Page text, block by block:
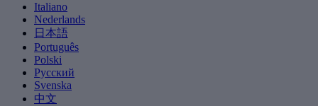
Italiano
Nederlands
日本語
Português
Polski
Русский
Svenska
中文